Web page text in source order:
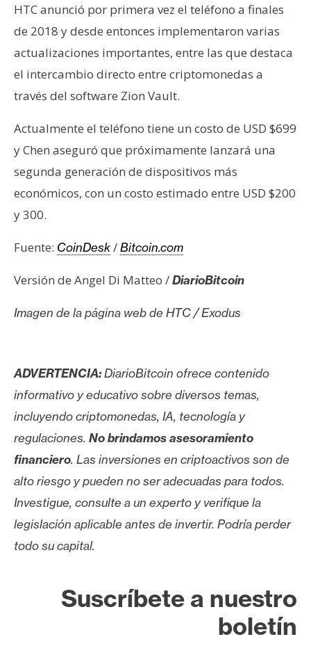
T
e
m
a
s
e
c
u
o
C
a
c
t
o
y
P
u
b
l
c
HTC anunció por primera vez el teléfono a finales
de 2018 y desde entonces implementaron varias
actualizaciones importantes, entre las que destaca
el intercambio directo entre criptomonedas a
través del software Zion Vault.
Actualmente el teléfono tiene un costo de USD $699
y Chen aseguró que próximamente lanzará una
segunda generación de dispositivos más
económicos, con un costo estimado entre USD $200
y 300.
Fuente: CoinDesk/Bitcoin.com
Versión de Angel Di Matteo /DiarioBitcoin
Imagen de la página web de HTC / Exodus
ADVERTENCIA:DiarioBitcoin ofrece contenido
informativo y educativo sobre diversos temas,
incluyendo criptomonedas, IA, tecnología y
regulaciones. No brindamos asesoramiento
financiero. Las inversiones en criptoactivos son de
alto riesgo y pueden no ser adecuadas para todos.
Investigue, consulte a un experto y verifique la
legislación aplicable antes de invertir. Podría perder
todo su capital.
Suscríbete a nuestro
boletín